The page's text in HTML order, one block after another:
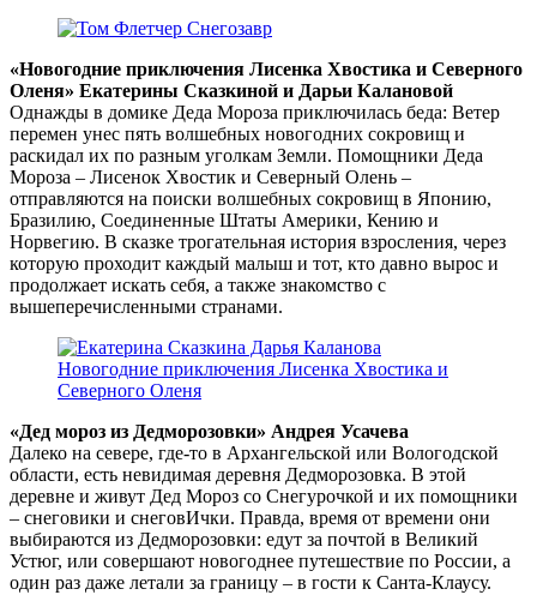
«Новогодние приключения Лисенка Хвостика и Северного
Оленя» Екатерины Сказкиной и Дарьи Калановой
Однажды в домике Деда Мороза приключилась беда: Ветер
перемен унес пять волшебных новогодних сокровищ и
раскидал их по разным уголкам Земли. Помощники Деда
Мороза – Лисенок Хвостик и Северный Олень –
отправляются на поиски волшебных сокровищ в Японию,
Бразилию, Соединенные Штаты Америки, Кению и
Норвегию. В сказке трогательная история взросления, через
которую проходит каждый малыш и тот, кто давно вырос и
продолжает искать себя, а также знакомство с
вышеперечисленными странами.
«Дед мороз из Дедморозовки» Андрея Усачева
Далеко на севере, где-то в Архангельской или Вологодской
области, есть невидимая деревня Дедморозовка. В этой
деревне и живут Дед Мороз со Снегурочкой и их помощники
– снеговики и снеговИчки. Правда, время от времени они
выбираются из Дедморозовки: едут за почтой в Великий
Устюг, или совершают новогоднее путешествие по России, а
один раз даже летали за границу – в гости к Санта-Клаусу.